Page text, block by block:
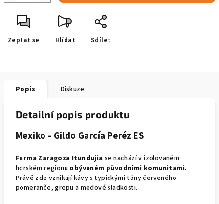
Zeptat se Hlídat Sdílet
Popis Diskuze
Detailní popis produktu
Mexiko - Gildo García Peréz ES
Farma Zaragoza Itundujia se nachází v izolovaném
horském regionu obývaném původními komunitami.
Právě zde vznikají kávy s typickými tóny červeného
pomeranče, grepu a medové sladkosti.